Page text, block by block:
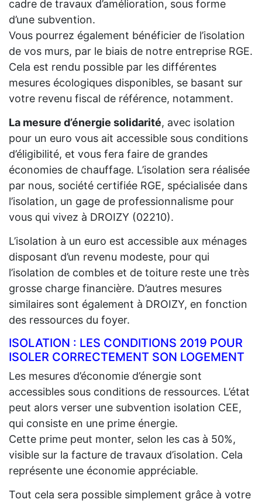
cadre de travaux d’amélioration, sous forme
d’une subvention.
Vous pourrez également bénéficier de l’isolation
de vos murs, par le biais de notre entreprise RGE.
Cela est rendu possible par les différentes
mesures écologiques disponibles, se basant sur
votre revenu fiscal de référence, notamment.
La mesure d’énergie solidarité, avec isolation
pour un euro vous ait accessible sous conditions
d’éligibilité, et vous fera faire de grandes
économies de chauffage. L’isolation sera réalisée
par nous, société certifiée RGE, spécialisée dans
l’isolation, un gage de professionnalisme pour
vous qui vivez à DROIZY (02210).
L’isolation à un euro est accessible aux ménages
disposant d’un revenu modeste, pour qui
l’isolation de combles et de toiture reste une très
grosse charge financière. D’autres mesures
similaires sont également à DROIZY, en fonction
des ressources du foyer.
ISOLATION : LES CONDITIONS 2019 POUR
ISOLER CORRECTEMENT SON LOGEMENT
Les mesures d’économie d’énergie sont
accessibles sous conditions de ressources. L’état
peut alors verser une subvention isolation CEE,
qui consiste en une prime énergie.
Cette prime peut monter, selon les cas à 50%,
visible sur la facture de travaux d’isolation. Cela
représente une économie appréciable.
Tout cela sera possible simplement grâce à votre